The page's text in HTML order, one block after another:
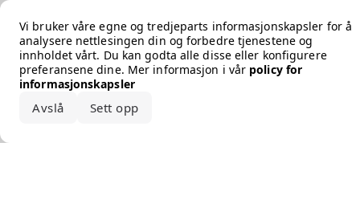
Vi bruker våre egne og tredjeparts informasjonskapsler for å
analysere nettlesingen din og forbedre tjenestene og
innholdet vårt. Du kan godta alle disse eller konfigurere
preferansene dine. Mer informasjon i vår policy for
informasjonskapsler
Avslå Sett opp
Error loading the brand